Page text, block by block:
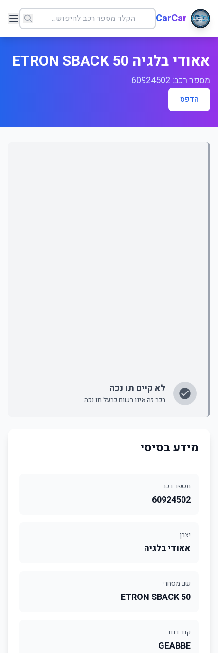
CarCar
אאודי בלגיה ETRON SBACK 50
מספר רכב: 60924502
הדפס
לא קיים תו נכה
רכב זה אינו רשום כבעל תו נכה
מידע בסיסי
מספר רכב
60924502
יצרן
אאודי בלגיה
שם מסחרי
ETRON SBACK 50
קוד דגם
GEABBE